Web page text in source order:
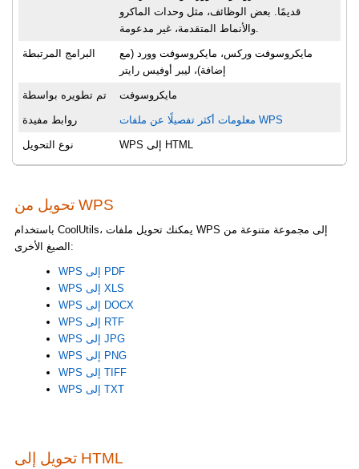
قديمًا. بعض الوظائف، مثل وحدات الماكرو
والأنماط المتقدمة، غير مدعومة.
البرامج المرتبطة
مايكروسوفت وركس، مايكروسوفت وورد (مع
إضافة)، ليبر أوفيس رايتر
تم تطويره بواسطة مايكروسوفت
روابط مفيدة معلومات أكثر تفصيلًا عن ملفات WPS
نوع التحويل WPS إلى HTML
تحويل من WPS
باستخدام CoolUtils، يمكنك تحويل ملفات WPS إلى مجموعة متنوعة من
الصيغ الأخرى:
WPS إلى PDF
WPS إلى XLS
WPS إلى DOCX
WPS إلى RTF
WPS إلى JPG
WPS إلى PNG
WPS إلى TIFF
WPS إلى TXT
تحويل إلى HTML